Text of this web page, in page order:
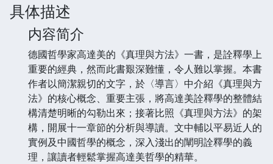
具体描述
内容简介
德國哲學家高達美的《真理與方法》一書，是詮釋學上
重要的經典，然而此書艱深難懂，令人難以掌握。本書
作者以簡潔親切的文字，於〈導言〉中介紹《真理與方
法》的核心概念、重要主張，將高達美詮釋學的整體結
構清楚明晰的勾勒出來；接著比照《真理與方法》的架
構，開展十一章節的分析與導讀。文中輔以平易近人的
實例及中國哲學的概念，深入淺出的闡明詮釋學的義
理，讓讀者輕鬆掌握高達美哲學的精華。